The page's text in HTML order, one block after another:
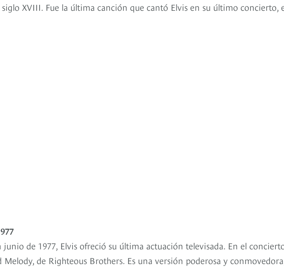
XVIII. Fue la última canción que cantó Elvis en su último concierto,
junio de 1977, Elvis ofreció su última actuación televisada. En el
de Righteous Brothers. Es una versión poderosa y